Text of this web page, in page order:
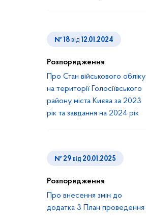
№ 18 від 12.01.2024
Розпорядження
Про Стан військового обліку
на території Голосіївського
району міста Києва за 2023
рік та завдання на 2024 рік
№ 29 від 20.01.2025
Розпорядження
Про внесення змін до
додатка 3 План проведення